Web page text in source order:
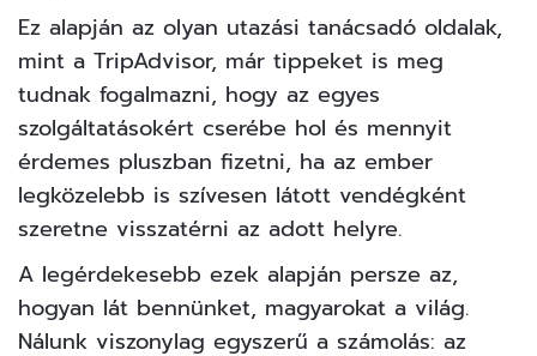
Ez alapján az olyan utazási tanácsadó oldalak,
mint a TripAdvisor, már tippeket is meg
tudnak fogalmazni, hogy az egyes
szolgáltatásokért cserébe hol és mennyit
érdemes pluszban fizetni, ha az ember
legközelebb is szívesen látott vendégként
szeretne visszatérni az adott helyre.
A legérdekesebb ezek alapján persze az,
hogyan lát bennünket, magyarokat a világ.
Nálunk viszonylag egyszerű a számolás: az